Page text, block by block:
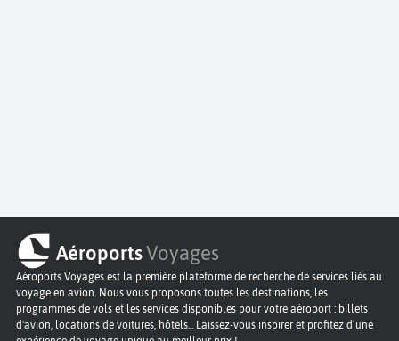
AéroportsVoyages
Aéroports Voyages est la première plateforme de recherche de services liés au
voyage en avion. Nous vous proposons toutes les destinations, les
programmes de vols et les services disponibles pour votre aéroport : billets
d'avion, locations de voitures, hôtels... Laissez-vous inspirer et profitez d’une